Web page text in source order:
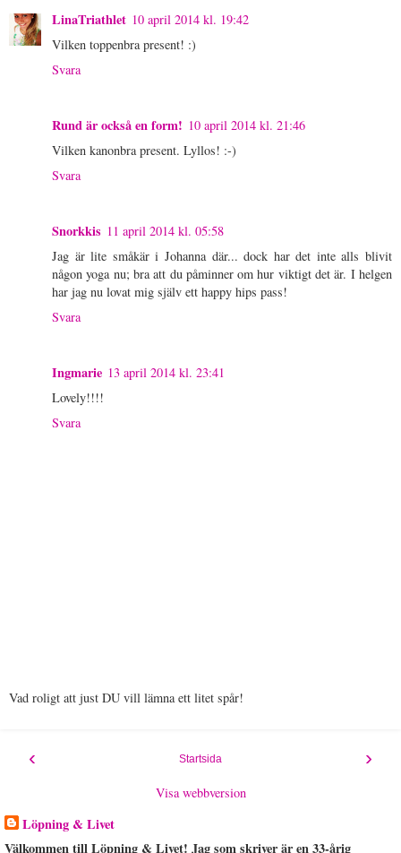
LinaTriathlet 10 april 2014 kl. 19:42
Vilken toppenbra present! :)
Svara
Rund är också en form! 10 april 2014 kl. 21:46
Vilken kanonbra present. Lyllos! :-)
Svara
Snorkkis 11 april 2014 kl. 05:58
Jag är lite småkär i Johanna där... dock har det inte alls blivit
någon yoga nu; bra att du påminner om hur viktigt det är. I helgen
har jag nu lovat mig själv ett happy hips pass!
Svara
Ingmarie 13 april 2014 kl. 23:41
Lovely!!!!
Svara
Vad roligt att just DU vill lämna ett litet spår!
‹ ›
Startsida
Visa webbversion
Löpning & Livet
Välkommen till Löpning & Livet! Jag som skriver är en 33-årig